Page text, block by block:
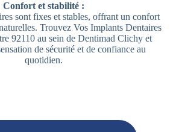
Confort et stabilité :
sont fixes et stables, offrant un confort
Trouvez Vos Implants Dentaires
92110 au sein de Dentimad Clichy et
de sécurité et de confiance au
quotidien.